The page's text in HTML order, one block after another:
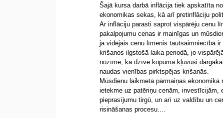
Šajā kursa darbā inflācija tiek apskatīta
ekonomikas sekas, kā arī pretinflāciju
Ar inflāciju parasti saprot vispārēju cenu
pakalpojumu cenas ir mainīgas un
ja vidējais cenu līmenis tautsaimniecībā
krišanos ilgstošā laika periodā, jo
nozīmē, ka dzīve kopumā kļuvusi
naudas vienības pirktspējas krišanās.
Mūsdienu laikmetā pārmaiņas
ietekme uz patēriņu cenām, investīcijām,
pieprasījumu tirgū, un arī uz valdību un
risināšanas procesu.…